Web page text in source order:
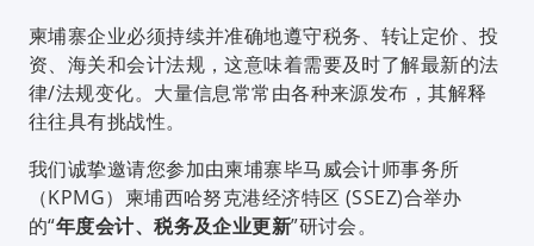
柬埔寨企业必须持续并准确地遵守税务、转让定价、投
资、海关和会计法规，这意味着需要及时了解最新的法
律/法规变化。大量信息常常由各种来源发布，其解释
往往具有挑战性。
我们诚挚邀请您参加由柬埔寨毕马威会计师事务所
（KPMG）柬埔西哈努克港经济特区 (SSEZ)合举办
的“年度会计、税务及企业更新”研讨会。